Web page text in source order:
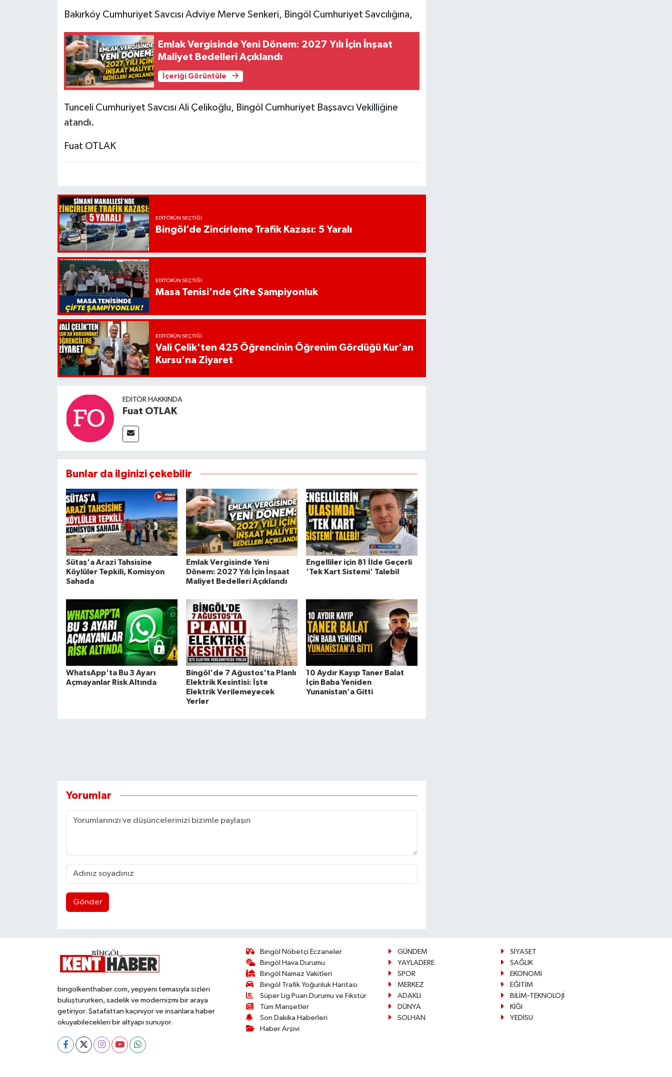
Bakırköy Cumhuriyet Savcısı Adviye Merve Senkeri, Bingöl Cumhuriyet Savcılığına,
Emlak Vergisinde Yeni Dönem: 2027 Yılı İçin İnşaat
Maliyet Bedelleri Açıklandı
İçeriği Görüntüle
Tunceli Cumhuriyet Savcısı Ali Çelikoğlu, Bingöl Cumhuriyet Başsavcı Vekilliğine
atandı.
Fuat OTLAK
EDITÖRÜN SEÇTIĞI
Bingöl’de Zincirleme Trafik Kazası: 5 Yaralı
EDITÖRÜN SEÇTIĞI
Masa Tenisi'nde Çifte Şampiyonluk
EDITÖRÜN SEÇTIĞI
Vali Çelik'ten 425 Öğrencinin Öğrenim Gördüğü Kur'an
Kursu'na Ziyaret
EDITÖR HAKKINDA
Fuat OTLAK
Bunlar da ilginizi çekebilir
Sütaş'a Arazi Tahsisine
Köylüler Tepkili, Komisyon
Sahada
Emlak Vergisinde Yeni
Dönem: 2027 Yılı İçin İnşaat
Maliyet Bedelleri Açıklandı
Engelliler için 81 İlde Geçerli
'Tek Kart Sistemi' Talebi!
WhatsApp'ta Bu 3 Ayarı
Açmayanlar Risk Altında
Bingöl'de 7 Ağustos'ta Planlı
Elektrik Kesintisi: İşte
Elektrik Verilemeyecek
Yerler
10 Aydır Kayıp Taner Balat
İçin Baba Yeniden
Yunanistan'a Gitti
Yorumlar
Gönder
bingolkenthaber.com, yepyeni temasıyla sizleri
buluştururken, sadelik ve modernizmi bir araya
getiriyor. Şatafattan kaçınıyor ve insanlara haber
okuyabilecekleri bir altyapı sunuyor.
Bingöl Nöbetçi Eczaneler
Bingöl Hava Durumu
Bingöl Namaz Vakitleri
Bingöl Trafik Yoğunluk Haritası
Süper Lig Puan Durumu ve Fikstür
Tüm Manşetler
Son Dakika Haberleri
Haber Arşivi
GÜNDEM
SİYASET
YAYLADERE
SAĞLIK
SPOR
EKONOMİ
MERKEZ
EĞİTİM
ADAKLI
BİLİM-TEKNOLOJİ
DÜNYA
KİĞI
SOLHAN
YEDİSU